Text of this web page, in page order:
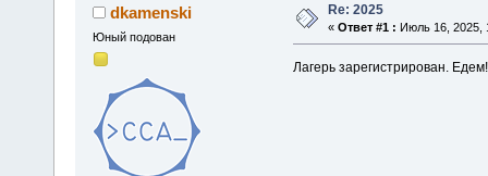
dkamenski
Юный подован
Re: 2025
« Ответ #1 : Июль 16, 2025,
Лагерь зарегистрирован. Едем!